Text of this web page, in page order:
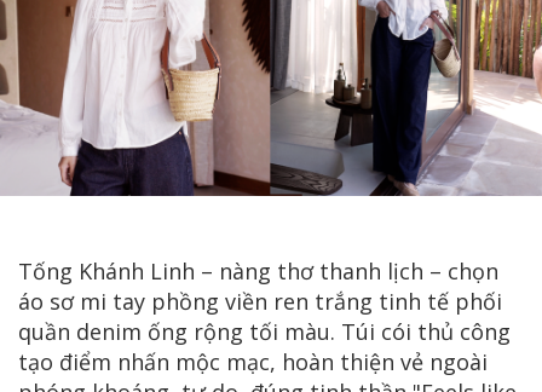
Tống Khánh Linh – nàng thơ thanh lịch – chọn
áo sơ mi tay phồng viền ren trắng tinh tế phối
quần denim ống rộng tối màu. Túi cói thủ công
tạo điểm nhấn mộc mạc, hoàn thiện vẻ ngoài